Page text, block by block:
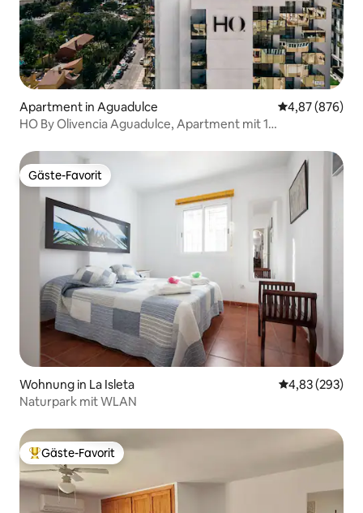
Apartment in Aguadulce
4,87 (876)
HO By Olivencia Aguadulce, Apartment mit 1
Gäste-Favorit
Gäste-Favorit
Wohnung in La Isleta
4,83 (293)
Naturpark mit WLAN
Beliebter Gäste-Favorit.
Gäste-Favorit